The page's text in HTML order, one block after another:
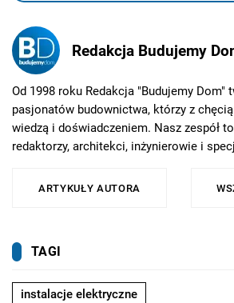
Redakcja Budujemy
Od 1998 roku Redakcja "Budujemy Dom"
pasjonatów budownictwa, którzy z
wiedzą i doświadczeniem. Nasz zespół
redaktorzy, architekci, inżynierowie i
śledzą najnowsze trendy.
ARTYKUŁY AUTORA
TAGI
instalacje elektryczne